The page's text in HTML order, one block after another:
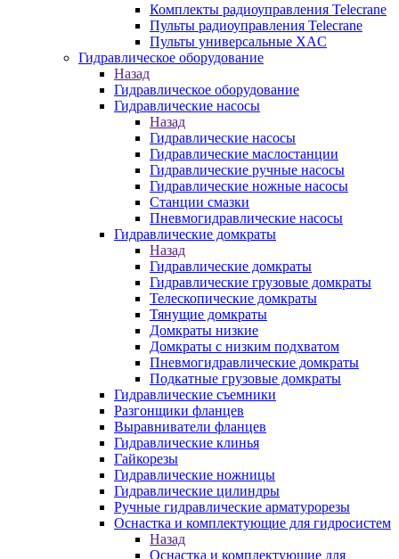
Комплекты радиоуправления Telecrane
Пульты радиоуправления Telecrane
Пульты универсальные XAC
Гидравлическое оборудование
Назад
Гидравлическое оборудование
Гидравлические насосы
Назад
Гидравлические насосы
Гидравлические маслостанции
Гидравлические ручные насосы
Гидравлические ножные насосы
Станции смазки
Пневмогидравлические насосы
Гидравлические домкраты
Назад
Гидравлические домкраты
Гидравлические грузовые домкраты
Телескопические домкраты
Тянущие домкраты
Домкраты низкие
Домкраты с низким подхватом
Пневмогидравлические домкраты
Подкатные грузовые домкраты
Гидравлические съемники
Разгонщики фланцев
Выравниватели фланцев
Гидравлические клинья
Гайкорезы
Гидравлические ножницы
Гидравлические цилиндры
Ручные гидравлические арматурорезы
Оснастка и комплектующие для гидросистем
Назад
Оснастка и комплектующие для